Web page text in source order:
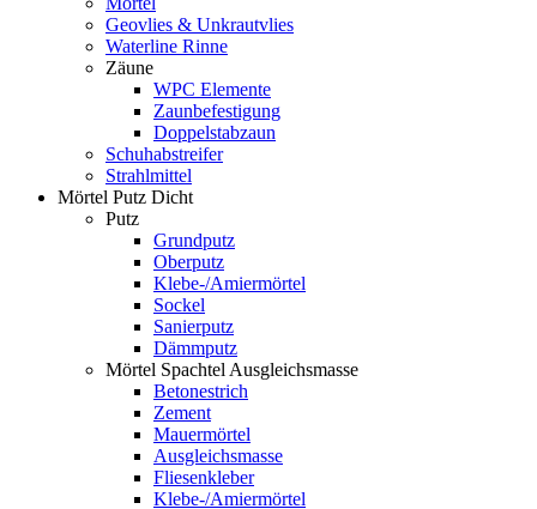
Geovlies & Unkrautvlies
Waterline Rinne
Zäune
WPC Elemente
Zaunbefestigung
Doppelstabzaun
Schuhabstreifer
Strahlmittel
Mörtel Putz Dicht
Putz
Grundputz
Oberputz
Klebe-/Amiermörtel
Sockel
Sanierputz
Dämmputz
Mörtel Spachtel Ausgleichsmasse
Betonestrich
Zement
Mauermörtel
Ausgleichsmasse
Fliesenkleber
Klebe-/Amiermörtel